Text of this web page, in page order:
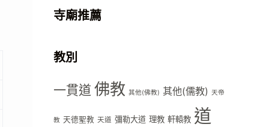
寺廟推薦
教別
一貫道 佛教 其他(佛教) 其他(儒教) 天帝
教 天德聖教 天道 彌勒大道 理教 軒轅教 道